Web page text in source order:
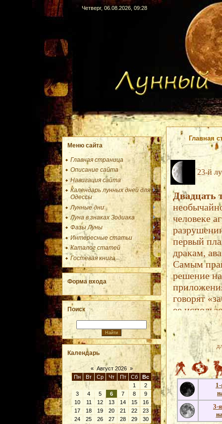
Четверг, 06.08.2026, 09:28
Меню сайта
Главная страница
Описание сайта
Навигация сайта
Календарь лунных дней для
Одессы
Лунные дни
Луна в знаках Зодиака
Фазы Луны
Интересные статьи
Каталог статей
Гостевая книга
Форма входа
Поиск
Календарь
« Август 2026 »
Пн
Вт Ср Чт Пт Сб
Вс
1
2
3
4 5 6 7 8
9
10
11 12 13 14 15
16
17
18 19 20 21 22
23
24
25 26 27 28 29
30
Главная
23-й
3-